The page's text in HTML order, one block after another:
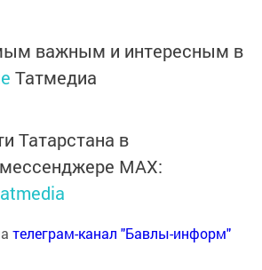
важным и интересным в
Татмедиа
Татарстана в
MАХ:
телеграм-канал "Бавлы-информ"